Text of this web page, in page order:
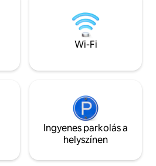
Alex
tökéletes
a városi életet
környék, de
vannak
amelyekkel
Bjørvikába, az
Wi-Fi
Ingyenes parkolás a
helyszínen